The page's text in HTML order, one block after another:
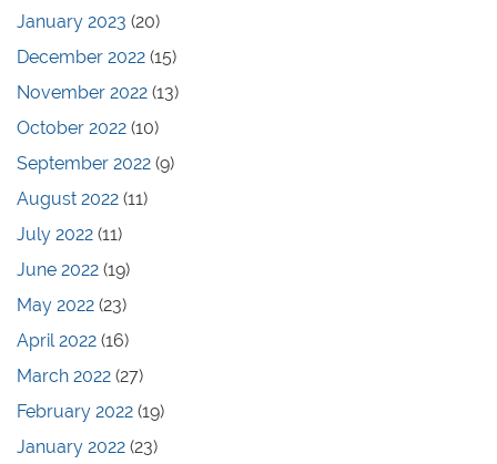
January 2023 (20)
December 2022 (15)
November 2022 (13)
October 2022 (10)
September 2022 (9)
August 2022 (11)
July 2022 (11)
June 2022 (19)
May 2022 (23)
April 2022 (16)
March 2022 (27)
February 2022 (19)
January 2022 (23)